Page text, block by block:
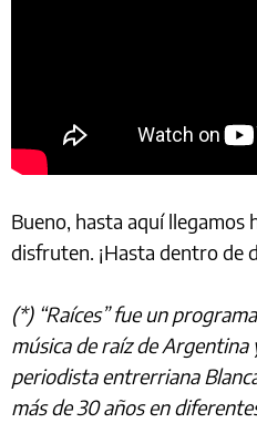
Bueno, hasta aquí llegamos
disfruten. ¡Hasta dentro de
(*) “Raíces” fue un
música de raíz de
periodista entrerriana
más de 30 años en